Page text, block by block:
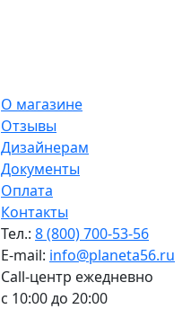
О магазине
Отзывы
Дизайнерам
Документы
Оплата
Контакты
Тел.: 8 (800) 700-53-56
E-mail: info@planeta56.ru
Call-центр ежедневно
с 10:00 до 20:00